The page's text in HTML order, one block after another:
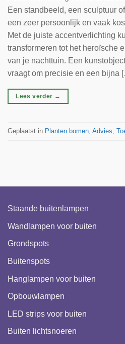
Een standbeeld, een sculptuur
een zeer persoonlijk en vaak
Met de juiste accentverlichting
transformeren tot het heroïsche
van je nachttuin. Een
vraagt om precisie en een bijna
Lees verder →
Geplaatst in Planten bomen Advies
Staande buitenlampen
Wandlampen voor buiten
Grondspots
Buitenspots
Hanglampen voor buiten
Opbouwlampen
LED strips voor buiten
Buiten lichtsnoeren